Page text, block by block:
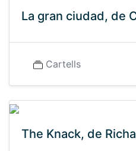
La gran ciudad, de
Cartells
The Knack, de